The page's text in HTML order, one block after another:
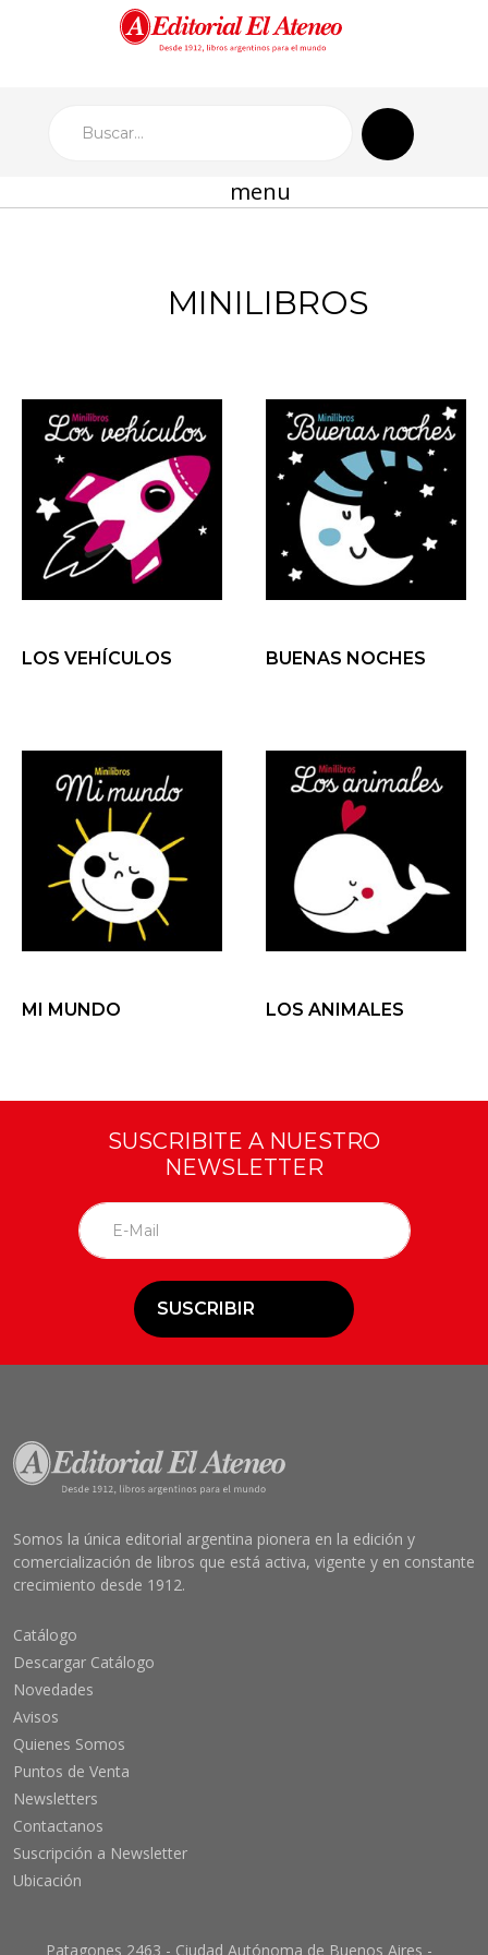
menu
MINILIBROS
LOS VEHÍCULOS BUENAS NOCHES
MI MUNDO LOS ANIMALES
SUSCRIBITE A NUESTRO
NEWSLETTER
SUSCRIBIR
Somos la única editorial argentina pionera en la edición y
comercialización de libros que está activa, vigente y en constante
crecimiento desde 1912.
Catálogo
Descargar Catálogo
Novedades
Avisos
Quienes Somos
Puntos de Venta
Newsletters
Contactanos
Suscripción a Newsletter
Ubicación
Patagones 2463 - Ciudad Autónoma de Buenos Aires -